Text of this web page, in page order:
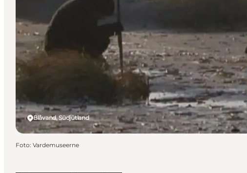
Blåvand, Südjütland
Foto: Vardemuseerne